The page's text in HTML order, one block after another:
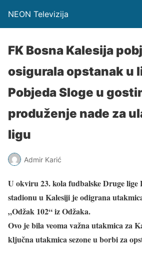
NEON Televizija
FK Bosna Kalesija
osigurala opstanak u
Pobjeda Sloge u
produženje nade za
ligu
Admir Karić
U okviru 23. kola fudbalske Druge lige
stadionu u Kalesiji je odigrana
„Odžak 102“ iz Odžaka.
Ovo je bila veoma važna utakmica za
ključna utakmica sezone u borbi za